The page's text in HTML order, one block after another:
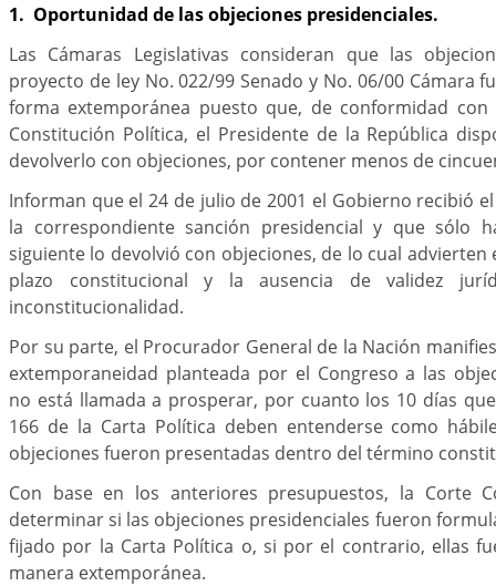
1. Oportunidad de las objeciones presidenciales.
Las Cámaras Legislativas consideran que las
proyecto de ley No. 022/99 Senado y No. 06/00 Cámara
forma extemporánea puesto que, de conformidad
Constitución Política, el Presidente de la República
devolverlo con objeciones, por contener menos de
Informan que el 24 de julio de 2001 el Gobierno recibió
la correspondiente sanción presidencial y que sólo
siguiente lo devolvió con objeciones, de lo cual
plazo constitucional y la ausencia de validez
inconstitucionalidad.
Por su parte, el Procurador General de la Nación
extemporaneidad planteada por el Congreso a las
no está llamada a prosperar, por cuanto los 10 días
166 de la Carta Política deben entenderse como
objeciones fueron presentadas dentro del término
Con base en los anteriores presupuestos, la Corte
determinar si las objeciones presidenciales fueron
fijado por la Carta Política o, si por el contrario, ellas
manera extemporánea.